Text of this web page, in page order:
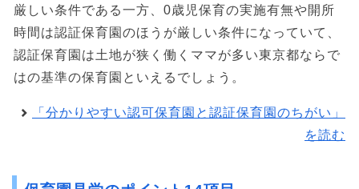
厳しい条件である一方、0歳児保育の実施有無や開所
時間は認証保育園のほうが厳しい条件になっていて、
認証保育園は土地が狭く働くママが多い東京都ならで
はの基準の保育園といえるでしょう。
「分かりやすい認可保育園と認証保育園のちがい」
を読む